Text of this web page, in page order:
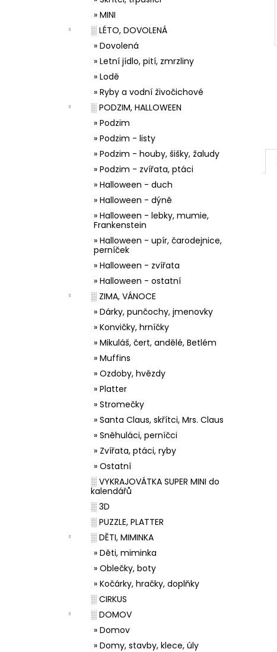
» MINI
░ LÉTO, DOVOLENÁ
» Dovolená
» Letní jídlo, pití, zmrzliny
» Lodě
» Ryby a vodní živočichové
░ PODZIM, HALLOWEEN
» Podzim
» Podzim - listy
» Podzim - houby, šišky, žaludy
» Podzim - zvířata, ptáci
» Halloween - duch
» Halloween - dýně
» Halloween - lebky, mumie,
Frankenstein
» Halloween - upír, čarodejnice,
perníček
» Halloween - zvířata
» Halloween - ostatní
░ ZIMA, VÁNOCE
» Dárky, punčochy, jmenovky
» Konvičky, hrníčky
» Mikuláš, čert, andělé, Betlém
» Muffins
» Ozdoby, hvězdy
» Platter
» Stromečky
» Santa Claus, skřítci, Mrs. Claus
» Sněhuláci, perníčci
» Zvířata, ptáci, ryby
» Ostatní
░ VYKRAJOVÁTKA SUPER MINI do
kalendářů
░ 3D
░ PUZZLE, PLATTER
░ DĚTI, MIMINKA
» Děti, miminka
» Oblečky, boty
» Kočárky, hračky, doplňky
░ CIRKUS
░ DOMOV
» Domov
» Domy, stavby, klece, úly
33001 ZDOBÍCÍ SÁČEK